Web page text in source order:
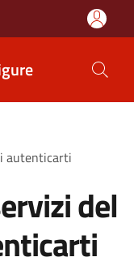
autenticarti
del